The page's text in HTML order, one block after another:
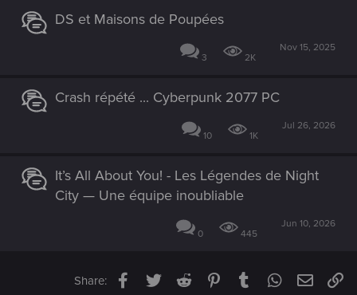
DS et Maisons de Poupées
3 2K
Nov 15, 2025
Crash répété ... Cyberpunk 2077 PC
10 1K
Jul 26, 2026
It’s All About You! - Les Légendes de Night
City — Une équipe inoubliable
0 445
Jun 10, 2026
Share: Facebook
TwitterReddit PinterestTumblrWhatsApp
Email